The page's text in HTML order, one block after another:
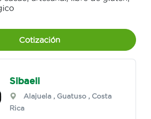
Cotización
Sibaeli
Alajuela , Guatuso , Costa
Rica